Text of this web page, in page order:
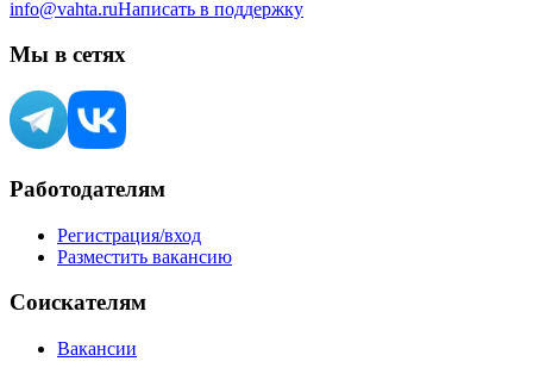
info@vahta.ruНаписать в поддержку
Мы в сетях
Работодателям
Регистрация/вход
Разместить вакансию
Соискателям
Вакансии